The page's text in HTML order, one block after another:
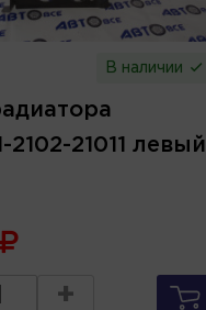
В наличии
2102-21011 левый
+